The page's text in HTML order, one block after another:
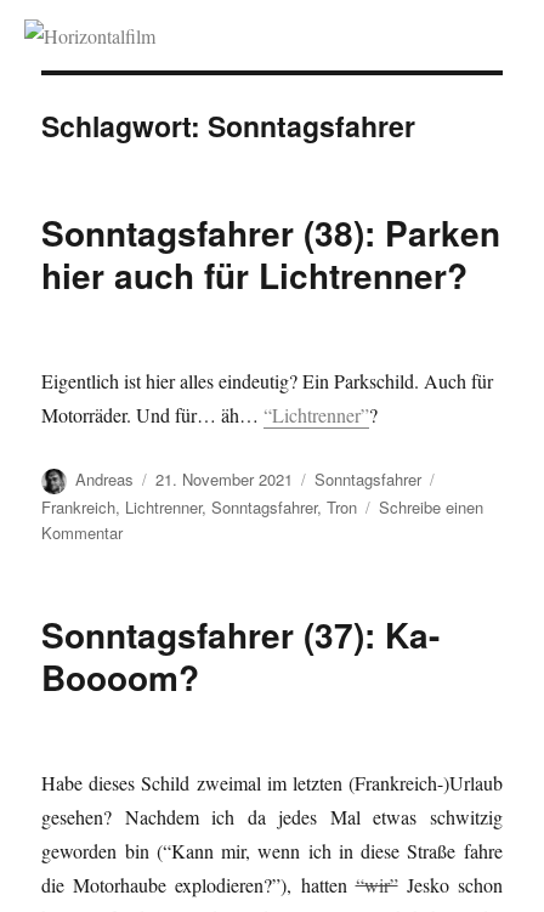
Horizontalfilm
Schlagwort:Sonntagsfahrer
Sonntagsfahrer (38): Parken
hier auch für Lichtrenner?
Eigentlich ist hier alles eindeutig? Ein Parkschild. Auch für
Motorräder. Und für… äh…“Lichtrenner”?
Autor
Andreas
Veröffentlicht
am
21. November 2021 Kategorien
Sonntagsfahrer
Frankreich, Lichtrenner,Sonntagsfahrer,Tron
Schreibe einen
Kommentarzu
hier
für
Sonntagsfahrer (37): Ka-
Boooom?
Habe dieses Schild zweimal im letzten (Frankreich-)Urlaub
gesehen? Nachdem ich da jedes Mal etwas schwitzig
geworden bin (“Kann mir, wenn ich in diese Straße fahre
die Motorhaube explodieren?”), hatten“wir”Jesko schon